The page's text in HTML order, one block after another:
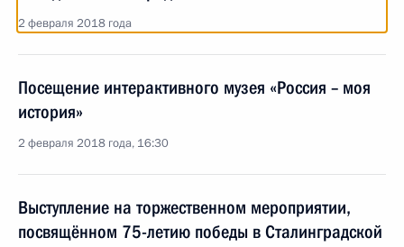
2 февраля 2018 года
Посещение интерактивного музея «Россия – моя
история»
2 февраля 2018 года, 16:30
Выступление на торжественном мероприятии,
посвящённом 75-летию победы в Сталинградской